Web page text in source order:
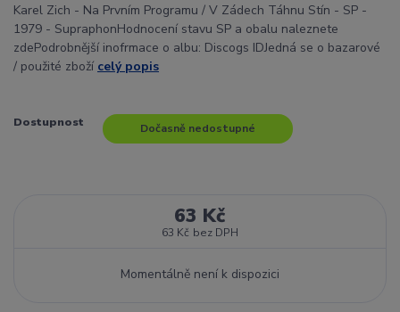
Karel Zich - Na Prvním Programu / V Zádech Táhnu Stín - SP -
1979 - SupraphonHodnocení stavu SP a obalu naleznete
zdePodrobnější inofrmace o albu: Discogs IDJedná se o bazarové
/ použité zboží celý popis
Dostupnost Dočasně nedostupné
63 Kč
63 Kč bez DPH
Momentálně není k dispozici